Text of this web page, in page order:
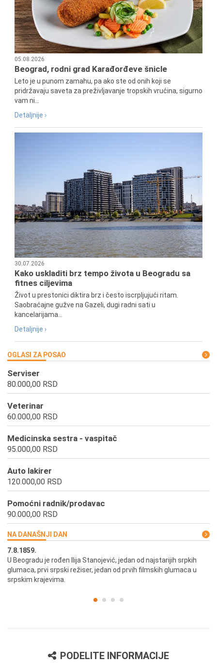
05.08.2026
Beograd, rodni grad Karađorđeve šnicle
Leto je u punom zamahu, pa ako ste od onih koji se
pridržavaju saveta za preživljavanje tropskih vrućina, sigurno
vam ni...
Detaljnije ›
30.07.2026
Kako uskladiti brz tempo života u Beogradu sa
fitnes ciljevima
Život u prestonici diktira brz i često iscrpljujući ritam.
Saobraćajne gužve na Gazeli, dugi radni sati u
kancelarijama...
Detaljnije ›
OGLASI ZA POSAO
Serviser
80.000,00 RSD
Veterinar
60.000,00 RSD
Medicinska sestra - vaspitač
95.000,00 RSD
Auto lakirer
120.000,00 RSD
Pomoćni radnik/prodavac
90.000,00 RSD
NA DANAŠNJI DAN
7.8.1859.
U Beogradu je rođen Ilija Stanojević, jedan od najstarijih srpkih
glumaca, prvi srpski režiser, jedan od prvih filmskih glumaca u
srpskim krajevima.
PODELITE INFORMACIJE